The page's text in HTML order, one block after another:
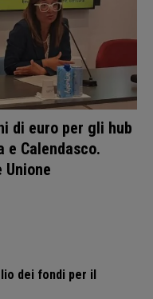
di euro per gli hub
e Calendasco.
dei fondi per il